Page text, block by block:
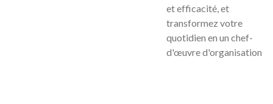
et efficacité, et
transformez votre
quotidien en un chef-
d'œuvre d'organisation